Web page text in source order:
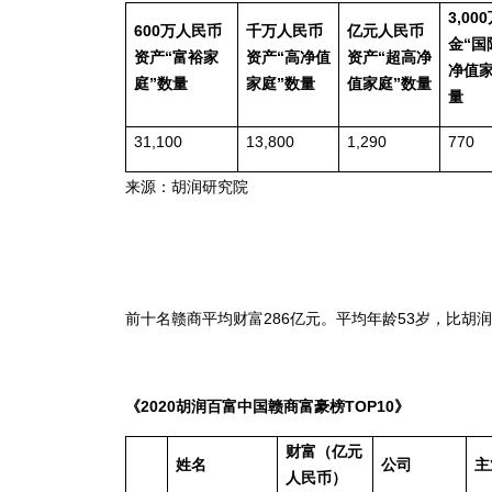
600万人民币
资产“富裕家
庭”数量
千万人民币
资产“高净值
家庭”数量
亿元人民币
资产“超高净
值家庭”数量
3,000
金“国
净值
量
31,100 13,800 1,290 770
来源：胡润研究院
前十名赣商平均财富286亿元。平均年龄53岁，比胡
《2020胡润百富中国赣商富豪榜TOP10》
姓名
财富（亿元
人民币）
公司